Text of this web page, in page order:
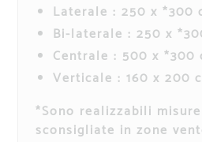
Laterale : 250 x *300
Bi-laterale : 250 x
Centrale : 500 x *300
Verticale : 160 x 200
*Sono realizzabili
sconsigliate in zone